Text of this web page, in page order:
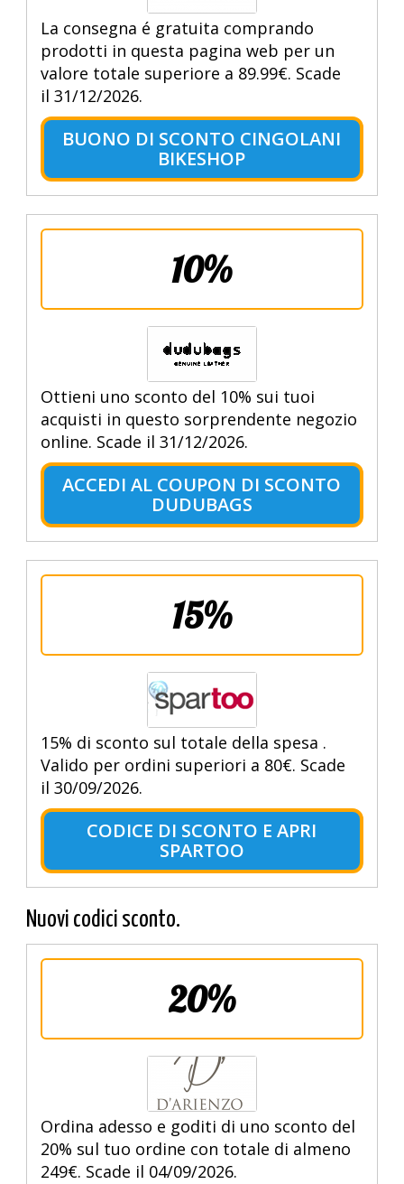
La consegna é gratuita comprando
prodotti in questa pagina web per un
valore totale superiore a 89.99€. Scade
il 31/12/2026.
BUONO DI SCONTO CINGOLANI
BIKESHOP
10%
Ottieni uno sconto del 10% sui tuoi
acquisti in questo sorprendente negozio
online. Scade il 31/12/2026.
ACCEDI AL COUPON DI SCONTO
DUDUBAGS
15%
15% di sconto sul totale della spesa .
Valido per ordini superiori a 80€. Scade
il 30/09/2026.
CODICE DI SCONTO E APRI
SPARTOO
Nuovi codici sconto.
20%
Ordina adesso e goditi di uno sconto del
20% sul tuo ordine con totale di almeno
249€. Scade il 04/09/2026.